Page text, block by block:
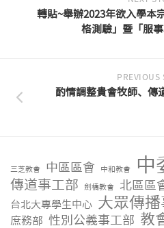
轉貼~舉辦2023年欲入學本
格測驗」暨「服
PREVIOUS
酌情調整貴會牧師、傳
三芝教會 中區區會 中和教會 中
傳道事工部 劍橋教會 北區區
台北大專學生中心 大眾傳
庶務部 性別公義事工部 教